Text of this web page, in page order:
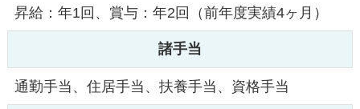
昇給：年1回、賞与：年2回（前年度実績4ヶ月）
諸手当
通勤手当、住居手当、扶養手当、資格手当